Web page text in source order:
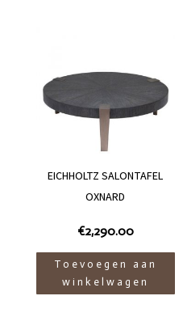
EICHHOLTZ SALONTAFEL
OXNARD
€2,290.00
Toevoegen aan
winkelwagen